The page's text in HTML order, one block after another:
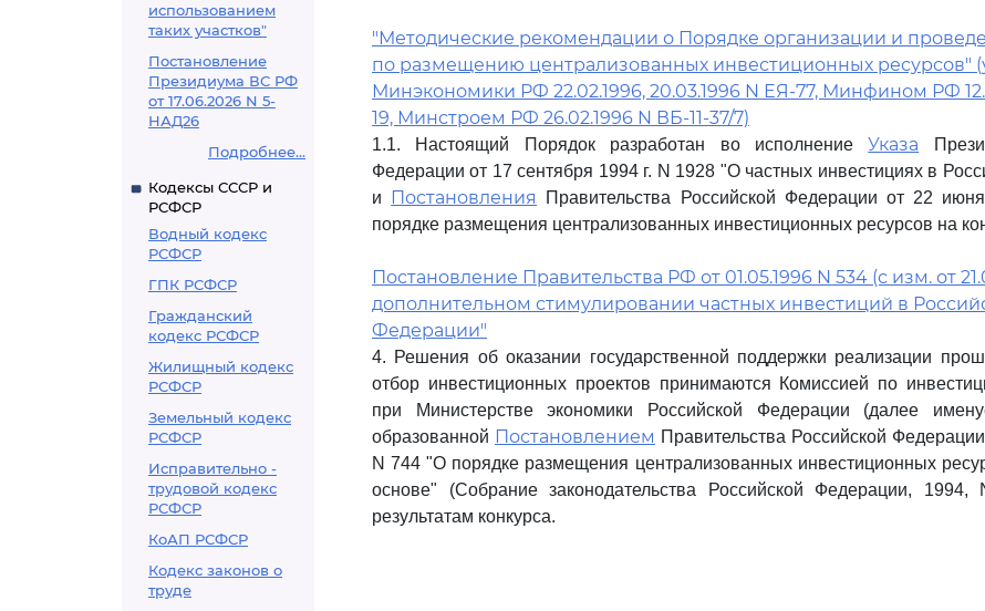
использованием
таких участков"
Постановление
Президиума ВС РФ
от 17.06.2026 N 5-
НАД26
Подробнее...
Кодексы СССР и
РСФСР
Водный кодекс
РСФСР
ГПК РСФСР
Гражданский
кодекс РСФСР
Жилищный кодекс
РСФСР
Земельный кодекс
РСФСР
Исправительно -
трудовой кодекс
РСФСР
КоАП РСФСР
Кодекс законов о
труде
"Методические рекомендации о Порядке организации и
по размещению централизованных инвестиционных ресурсов"
Минэкономики РФ 22.02.1996, 20.03.1996 N ЕЯ-77, Минфином РФ
19, Минстроем РФ 26.02.1996 N ВБ-11-37/7)
1.1. Настоящий Порядок разработан во исполнениеУказа
Федерации от 17 сентября 1994 г. N 1928 "О частных инвестициях в
и
Постановления
Правительства Российской Федерации от 22
порядке размещения централизованных инвестиционных ресурсов на
Постановление Правительства РФ от 01.05.1996 N 534 (с изм. от
дополнительном стимулировании частных инвестиций в
Федерации"
4. Решения об оказании государственной поддержки реализации
отбор инвестиционных проектов принимаются Комиссией по
при Министерстве экономики Российской Федерации (далее
образованной Постановлением Правительства Российской
N 744 "О порядке размещения централизованных инвестиционных
основе" (Собрание законодательства Российской Федерации,
результатам конкурса.